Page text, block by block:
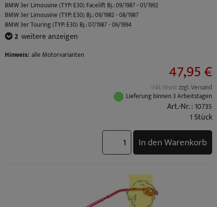
BMW 3er Limousine (TYP: E30) Facelift Bj.: 09/1987 - 01/1992
BMW 3er Limousine (TYP: E30) Bj.: 09/1982 - 08/1987
BMW 3er Touring (TYP: E30) Bj.: 07/1987 - 06/1994
BMW 3er Cabrio (TYP: E30) Facelift Bj.: 09/1987 - 10/1993
2 weitere anzeigen
Hinweis: alle Motorvarianten
47,95 €
inkl. Mwstzzgl. Versand
Lieferung binnen 3 Arbeitstagen
Art.-Nr. : 10735
1 Stück
In den Warenkorb